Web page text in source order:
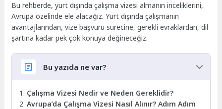
Bu rehberde, yurt dışında çalışma vizesi almanın inceliklerini,
Avrupa özelinde ele alacağız. Yurt dışında çalışmanın
avantajlarından, vize başvuru sürecine, gerekli evraklardan, dil
şartına kadar pek çok konuya değineceğiz.
Bu yazıda ne var?
Çalışma Vizesi Nedir ve Neden Gereklidir?
Avrupa’da Çalışma Vizesi Nasıl Alınır? Adım Adım